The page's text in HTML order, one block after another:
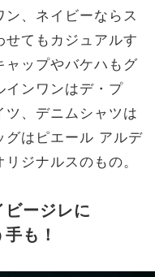
、ネイビーならス
てもカジュアルす
ャップやバケハもグ
インワンはデ・プ
ツ、デニムシャツは
グはピエール アルデ
ジナルスのもの。
ージレに
も！